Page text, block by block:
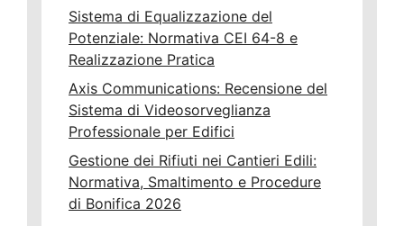
Sistema di Equalizzazione del
Potenziale: Normativa CEI 64-8 e
Realizzazione Pratica
Axis Communications: Recensione del
Sistema di Videosorveglianza
Professionale per Edifici
Gestione dei Rifiuti nei Cantieri Edili:
Normativa, Smaltimento e Procedure
di Bonifica 2026